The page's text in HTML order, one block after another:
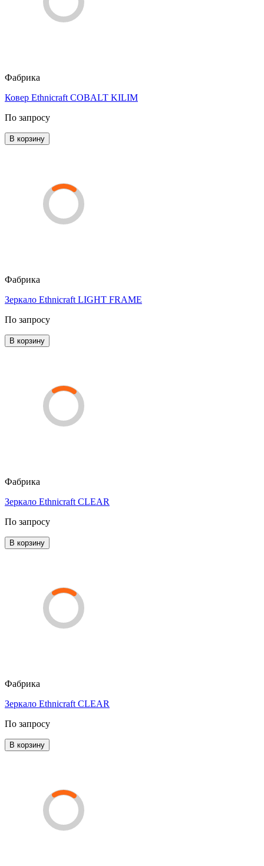
Фабрика
Ковер Ethnicraft COBALT KILIM
По запросу
В корзину
Фабрика
Зеркало Ethnicraft LIGHT FRAME
По запросу
В корзину
Фабрика
Зеркало Ethnicraft CLEAR
По запросу
В корзину
Фабрика
Зеркало Ethnicraft CLEAR
По запросу
В корзину